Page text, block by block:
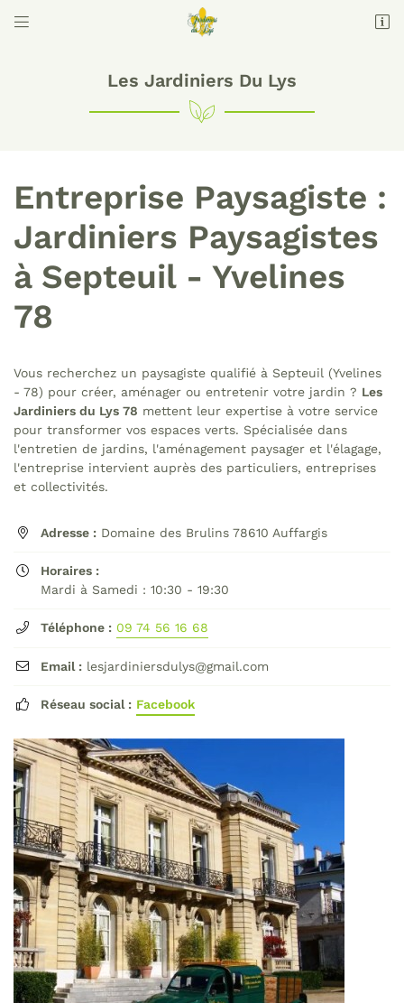
 
09 74 56 16 68
 Adresse email de réception
 Code Captcha
Rafraîchir le captcha
En cochant cette case, vous consentez à recevoir nos propositions
commerciales à l'adresse email indiqué ci-dessus. Vous pouvez vous
désinscrire à tout moment en utilisant
le formulaire de désinscription
Inscription
Les Jardiniers Du Lys
Entreprise Paysagiste :
Jardiniers Paysagistes
à Septeuil - Yvelines
78
Vous recherchez un paysagiste qualifié à Septeuil (Yvelines
- 78) pour créer, aménager ou entretenir votre jardin ? Les
Jardiniers du Lys 78 mettent leur expertise à votre service
pour transformer vos espaces verts. Spécialisée dans
l'entretien de jardins, l'aménagement paysager et l'élagage,
l'entreprise intervient auprès des particuliers, entreprises
et collectivités.
 Adresse : Domaine des Brulins 78610 Auffargis

Horaires :
Mardi à Samedi : 10:30 - 19:30
 Téléphone : 09 74 56 16 68
 Email : lesjardiniersdulys@gmail.com
 Réseau social : Facebook